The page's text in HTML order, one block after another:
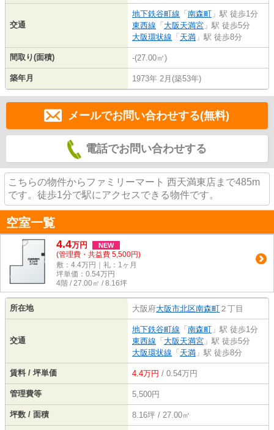
交通
地下鉄谷町線 「 南森町 」駅 徒歩1分
東西線 「 大阪天満宮 」駅 徒歩5分
大阪環状線 「 天満 」駅 徒歩8分
間取り(面積) -(27.00㎡)
築年月 1973年 2月(築53年)
メールでお問い合わせする(無料)
電話でお問い合わせする
こちらの物件からファミリーマート 西天満東店まで485m
です。徒歩1分で駅にアクセスできる物件です。
空室一覧
4.4万円 NEW
(管理費・共益費 5,500円)
敷：4.4万円｜礼：1ヶ月
坪単価： 0.54万円
4階 / 27.00㎡ / 8.16坪
所在地 大阪府大阪市北区南森町 ２丁目
交通
地下鉄谷町線 「 南森町 」駅 徒歩1分
東西線 「 大阪天満宮 」駅 徒歩5分
大阪環状線 「 天満 」駅 徒歩8分
賃料 / 坪単価 4.4万円 / 0.54万円
管理費等 5,500円
坪数 / 面積 8.16坪 / 27.00㎡